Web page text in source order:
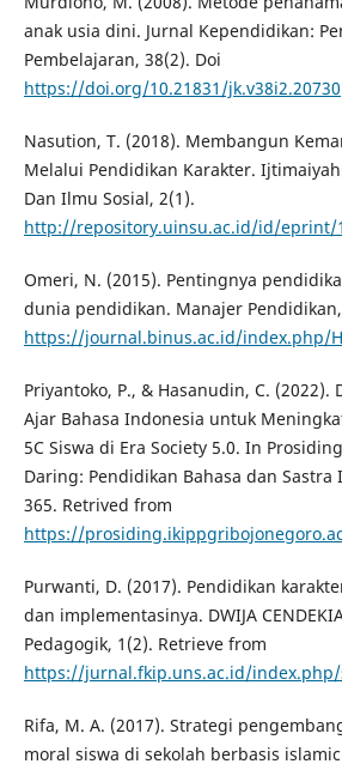
anak usia dini. Jurnal Kependidikan:
Pembelajaran, 38(2). Doi
https://doi.org/10.21831/jk.v38i2.20730
Nasution, T. (2018). Membangun
Melalui Pendidikan Karakter.
Dan Ilmu Sosial, 2(1).
http://repository.uinsu.ac.id/id/eprint/
Omeri, N. (2015). Pentingnya
dunia pendidikan. Manajer
https://journal.binus.ac.id/index.php/
Priyantoko, P., & Hasanudin, C. (2022).
Ajar Bahasa Indonesia untuk
5C Siswa di Era Society 5.0. In
Daring: Pendidikan Bahasa dan Sastra
365. Retrived from
https://
Purwanti, D. (2017). Pendidikan
dan implementasinya. DWIJA
Pedagogik, 1(2). Retrieve from
https://jurnal.fkip.uns.ac.id/
Rifa, M. A. (2017). Strategi
moral siswa di sekolah berbasis